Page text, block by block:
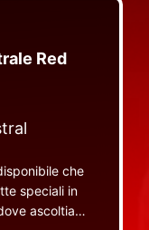
Red
che
speciali in
ascoltiamo